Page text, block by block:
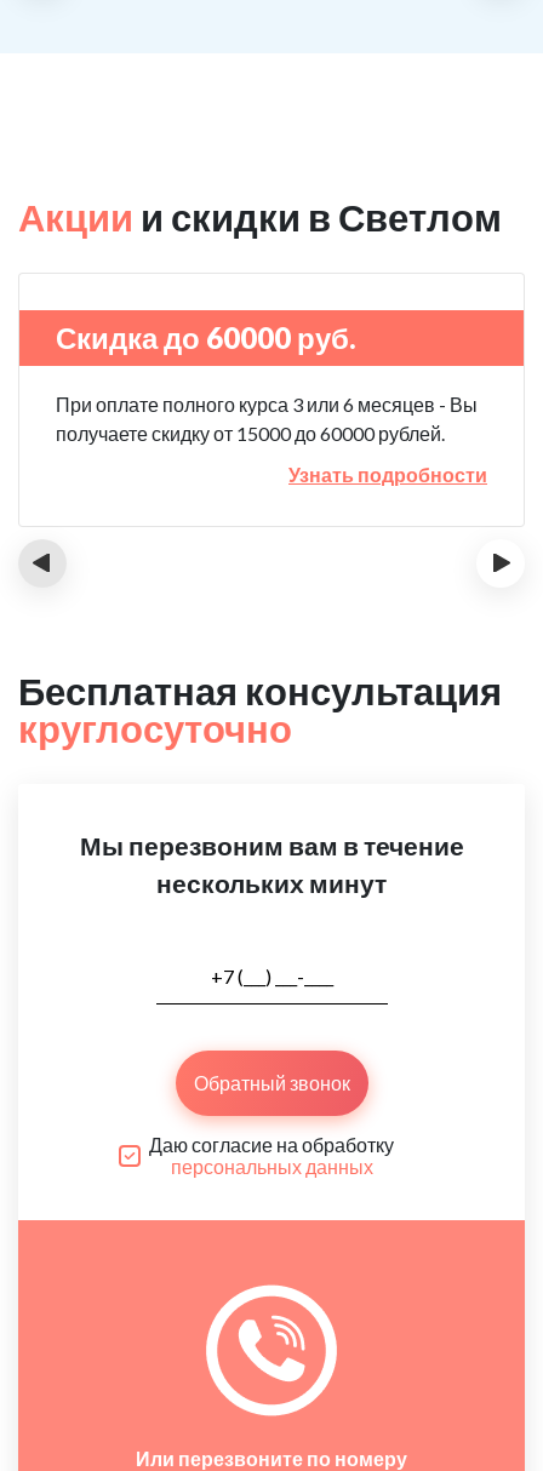
Акции и скидки в Светлом
Скидка до 60000 руб.
При оплате полного курса 3 или 6 месяцев - Вы
получаете скидку от 15000 до 60000 рублей.
Узнать подробности
‹ ›
Бесплатная консультация
круглосуточно
Мы перезвоним вам в течение
нескольких минут
Обратный звонок
Даю согласие на обработку
персональных данных
Или перезвоните по номеру